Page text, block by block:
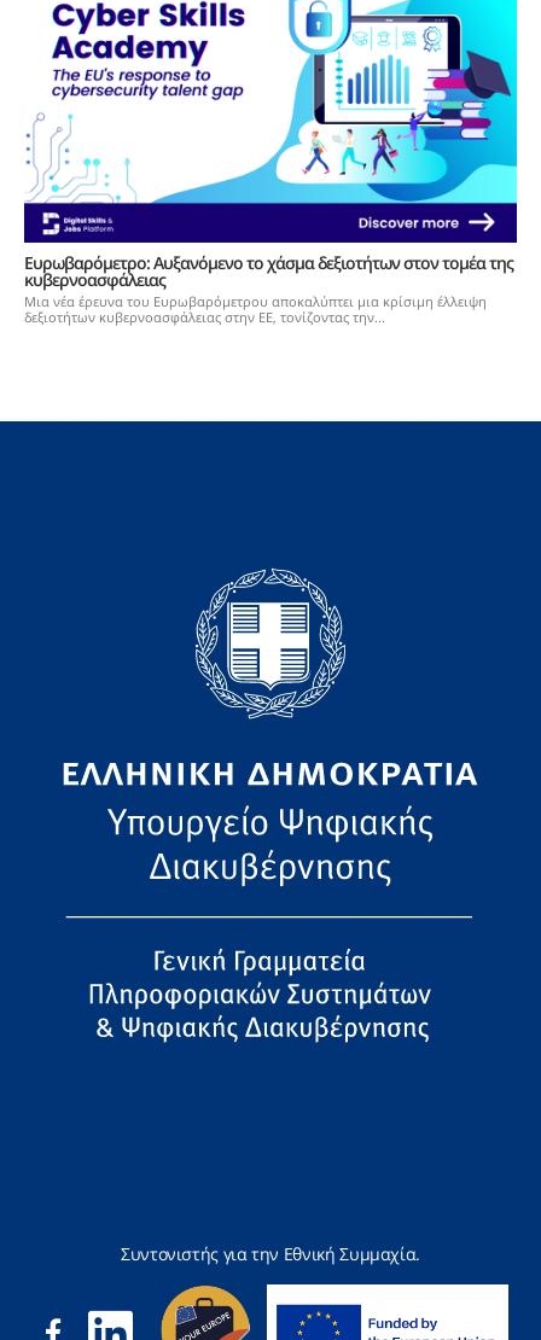
Ευρωβαρόμετρο: Aυξανόμενο το χάσμα δεξιοτήτων στον τομέα της
κυβερνοασφάλειας
Μια νέα έρευνα του Ευρωβαρόμετρου αποκαλύπτει μια κρίσιμη έλλειψη
δεξιοτήτων κυβερνοασφάλειας στην ΕΕ, τονίζοντας την...
Συντονιστής για την Εθνική Συμμαχία.